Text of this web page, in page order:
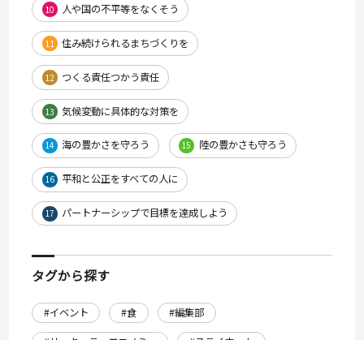
10 人や国の不平等をなくそう
11 住み続けられるまちづくりを
12 つくる責任つかう責任
13 気候変動に具体的な対策を
14 海の豊かさを守ろう 15 陸の豊かさも守ろう
16 平和と公正をすべての人に
17 パートナーシップで目標を達成しよう
タグから探す
#イベント #食
#編集部